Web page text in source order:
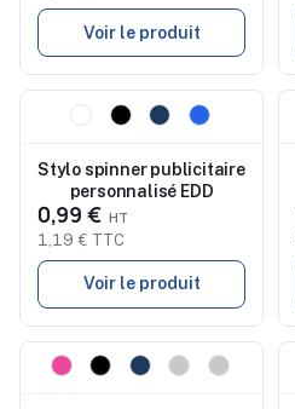
Voir le produit
Nouveau
Stylo spinner publicitaire
personnalisé EDD
0,99 €
1,19 € TTC
Voir le produit
Nouveau